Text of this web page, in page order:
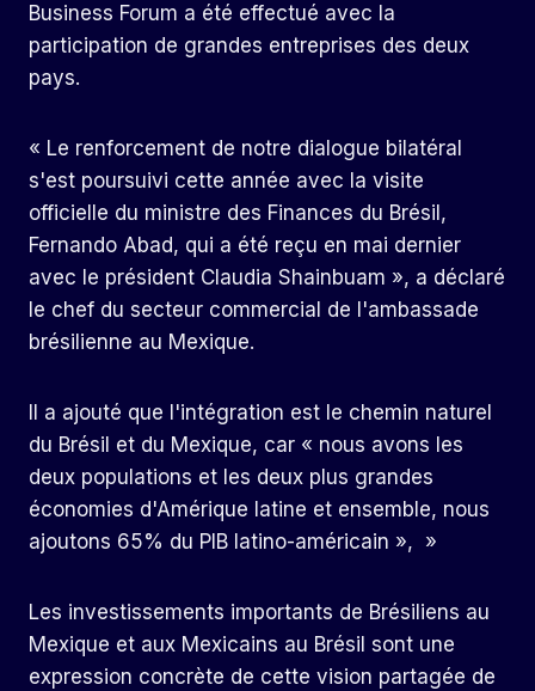
Business Forum a été effectué avec la
participation de grandes entreprises des deux
pays.
« Le renforcement de notre dialogue bilatéral
s'est poursuivi cette année avec la visite
officielle du ministre des Finances du Brésil,
Fernando Abad, qui a été reçu en mai dernier
avec le président Claudia Shainbuam », a déclaré
le chef du secteur commercial de l'ambassade
brésilienne au Mexique.
Il a ajouté que l'intégration est le chemin naturel
du Brésil et du Mexique, car « nous avons les
deux populations et les deux plus grandes
économies d'Amérique latine et ensemble, nous
ajoutons 65% du PIB latino-américain », »
Les investissements importants de Brésiliens au
Mexique et aux Mexicains au Brésil sont une
expression concrète de cette vision partagée de